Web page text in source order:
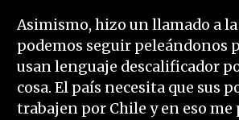
Asimismo, hizo un llamado a
podemos seguir peleándonos
usan lenguaje descalificador
cosa. El país necesita que sus
trabajen por Chile y en eso me